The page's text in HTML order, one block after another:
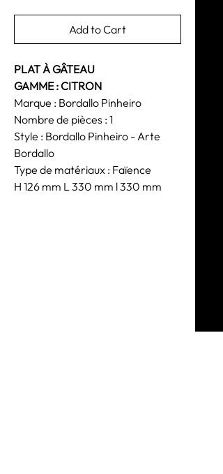
Add to Cart
PLAT À GÂTEAU
GAMME : CITRON
Marque : Bordallo Pinheiro
Nombre de pièces : 1
Style : Bordallo Pinheiro - Arte
Bordallo
Type de matériaux : Faïence
H 126 mm L 330 mm l 330 mm